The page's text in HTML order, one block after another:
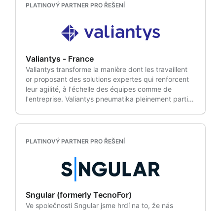
jedinečných požadavků každého zákazníka, od
OSCi byla prvním korejským partnerem, který získal
specializaci Atlassian Cloud, a zůstává jediným
Atlassian Partnerem roku, což podtrhuje naši
vedoucí pozici v oboru a prokázanou excelenci.
Srdcem naší inovace je Flexible Studio, naše
specializované nástroje pro vývoj aplikací a
budování produktivity na Atlassian Marketplace.
Flexibilní aplikace, kterým důvěřuje více než 300
podnikových zákazníků v 18 zemích, umožňují
týmům pracovat rychleji, chytřeji a strategičtěji s
Accel」は利用ユーザーの棚卸など管理者の負荷を軽減
例は、下記のケーススタディのコンテンツをクリック
してご覧ください。リックソフトはAtlassian製品の専
門家として、して、お客様のビジネスの成品の成功め
品導慥を検討してい現在利用しているAtlassian製品の
Cloud移行を検討されている企業 • Atlassian製品導入
後の運用課題を解決・改善したい企業 • Atlassian製品
をもっと楴䄼し
cloudová prostředí, optimalizuje poskytování služeb
pod kterými tyto organizace fungují. Migrace v
regulovaných prostředích jsou náročné. Auditní
vypadá čistá architektura, a většina této práce se
odehrává ještě předtím, než se kdokoli dotkne
produkční instance. Oxalis to plánuje od prvního
rozhovoru. Konzultanti Oxalis se integrují s vaším
týmem a zůstávají v provozu až do konce provozu.
kalifornští voliči schválili Návrh 1, DHCS a Oxalis
politiku behaviorálního zdraví pro všech 58 okresů.
Rezervujte si úvodní hovor, abyste prozkoumali
rozsah svého prostředí.
PLATINOVÝ PARTNER PRO ŘEŠENÍ
Valiantys - France
Valiantys transforme la manière dont les travaillent
or proposant des solutions expertes qui renforcent
leur agilité, à l'échelle des équipes comme de
l'entreprise. Valiantys pneumatika pleinement parti
oproti cloudu. Organisations public and fortement
benéficier pleinement des solutions Atlassian a
atteindre leurs Objectifs. Pour en savoir plus,
rendez-vous sur www.valiantys.com.
PLATINOVÝ PARTNER PRO ŘEŠENÍ
Sngular (formerly TecnoFor)
Ve společnosti Sngular jsme hrdí na to, že nás